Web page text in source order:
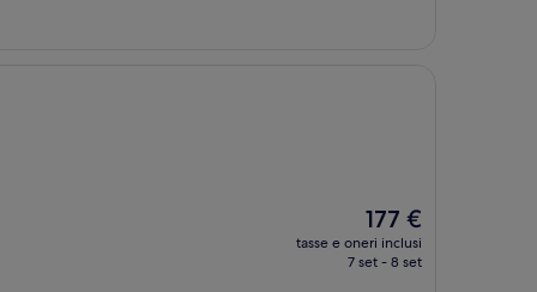
Il
prezzo
attuale
177 €
tasse e oneri inclusi
7 set - 8 set